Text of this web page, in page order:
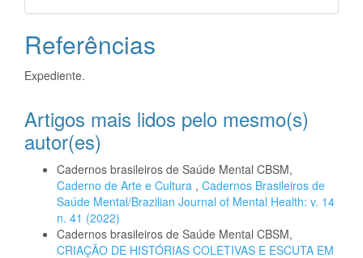
Referências
Expediente.
Artigos mais lidos pelo mesmo(s)
autor(es)
Cadernos brasileiros de Saúde Mental CBSM,
Caderno de Arte e Cultura , Cadernos Brasileiros de
Saúde Mental/Brazilian Journal of Mental Health: v. 14
n. 41 (2022)
Cadernos brasileiros de Saúde Mental CBSM,
CRIAÇÃO DE HISTÓRIAS COLETIVAS E ESCUTA EM